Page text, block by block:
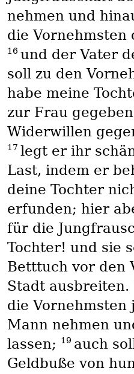
nehmen und
die Vornehmsten
16 und der Vater
soll zu den
habe meine
zur Frau
Widerwillen
17 legt er ihr
Last, indem er
deine Tochter
erfunden; hier
für die
Tochter! und sie
Betttuch vor den
Stadt ausbreiten.
die Vornehmsten
Mann nehmen
lassen;
19 auch
Geldbuße von